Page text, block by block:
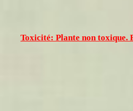
Toxicité: Plante non toxique.